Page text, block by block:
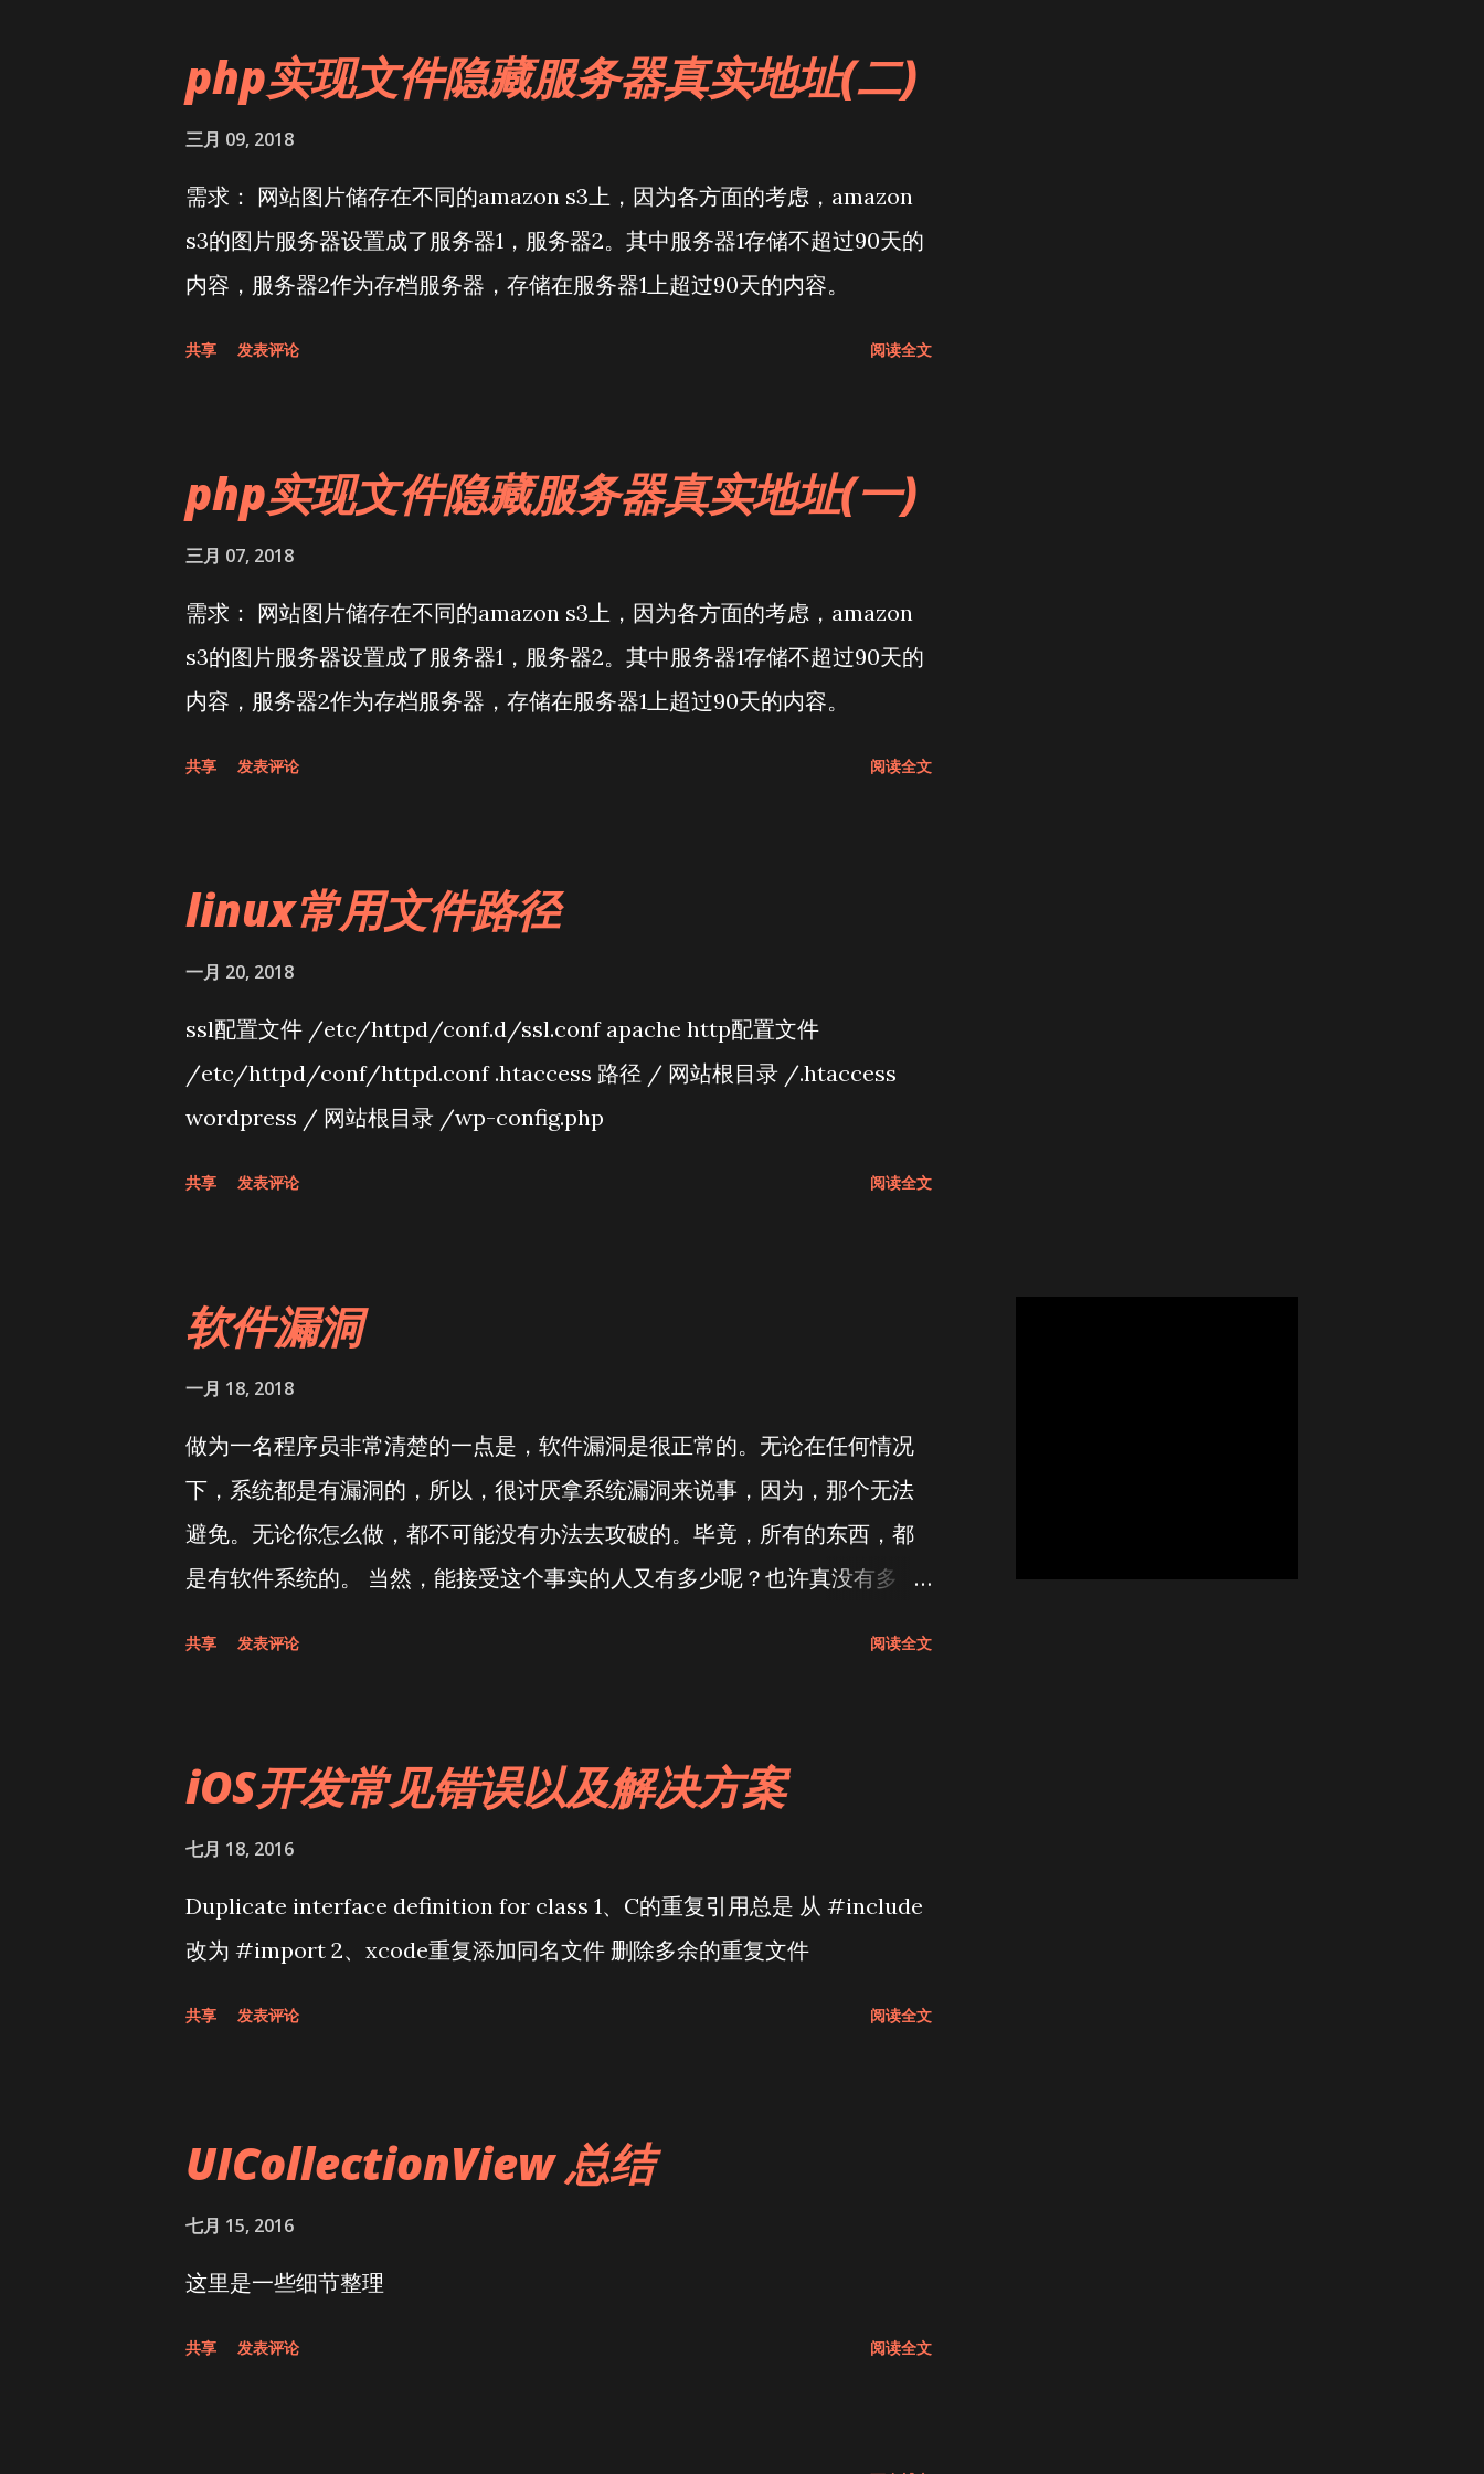
php实现文件隐藏服务器真实地址(二)
三月 09, 2018
需求： 网站图片储存在不同的amazon s3上，因为各方面的考虑，amazon
s3的图片服务器设置成了服务器1，服务器2。其中服务器1存储不超过90天的
内容，服务器2作为存档服务器，存储在服务器1上超过90天的内容。
共享 发表评论 阅读全文
php实现文件隐藏服务器真实地址(一)
三月 07, 2018
需求： 网站图片储存在不同的amazon s3上，因为各方面的考虑，amazon
s3的图片服务器设置成了服务器1，服务器2。其中服务器1存储不超过90天的
内容，服务器2作为存档服务器，存储在服务器1上超过90天的内容。
共享 发表评论 阅读全文
linux常用文件路径
一月 20, 2018
ssl配置文件 /etc/httpd/conf.d/ssl.conf apache http配置文件
/etc/httpd/conf/httpd.conf .htaccess 路径 / 网站根目录 /.htaccess
wordpress / 网站根目录 /wp-config.php
共享 发表评论 阅读全文
软件漏洞
一月 18, 2018
做为一名程序员非常清楚的一点是，软件漏洞是很正常的。无论在任何情况
下，系统都是有漏洞的，所以，很讨厌拿系统漏洞来说事，因为，那个无法
避免。无论你怎么做，都不可能没有办法去攻破的。毕竟，所有的东西，都
是有软件系统的。 当然，能接受这个事实的人又有多少呢？也许真没有多
共享 发表评论 阅读全文
iOS开发常见错误以及解决方案
七月 18, 2016
Duplicate interface definition for class 1、C的重复引用总是 从 #include
改为 #import 2、xcode重复添加同名文件 删除多余的重复文件
共享 发表评论 阅读全文
UICollectionView 总结
七月 15, 2016
这里是一些细节整理
共享 发表评论 阅读全文